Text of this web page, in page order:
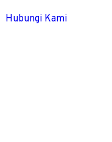
Hubungi Kami